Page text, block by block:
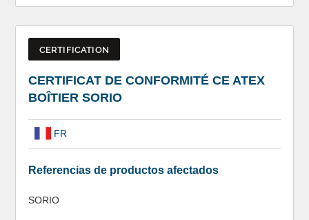
CERTIFICATION
CERTIFICAT DE CONFORMITÉ CE ATEX
BOÎTIER SORIO
FR
Referencias de productos afectados
SORIO